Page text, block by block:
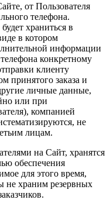
от Пользователя
телефона.
храниться в
в котором
информации
конкретному
клиенту
принятого заказа и
личные данные,
или при
компанией
не
лицам.
на Сайт, хранятся
обеспечения
для этого время,
не храним резервных